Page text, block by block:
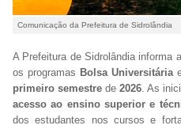
Comunicação da Prefeitura de Sidrolândia
A Prefeitura de Sidrolândia informa a
os programas Bolsa Universitária
primeiro semestre de 2026 . As
acesso ao ensino superior e
dos estudantes nos cursos e